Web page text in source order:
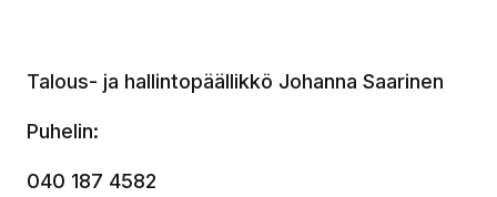
Talous- ja hallintopäällikkö Johanna Saarinen
Puhelin:
040 187 4582